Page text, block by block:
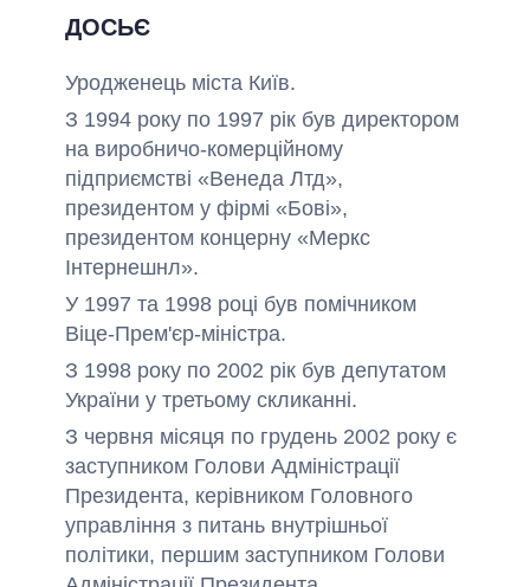
ДОСЬЄ
Уродженець міста Київ.
З 1994 року по 1997 рік був директором
на виробничо-комерційному
підприємстві «Венеда Лтд»,
президентом у фірмі «Бові»,
президентом концерну «Меркс
Інтернешнл».
У 1997 та 1998 році був помічником
Віце-Прем'єр-міністра.
З 1998 року по 2002 рік був депутатом
України у третьому скликанні.
З червня місяця по грудень 2002 року є
заступником Голови Адміністрації
Президента, керівником Головного
управління з питань внутрішньої
політики, першим заступником Голови